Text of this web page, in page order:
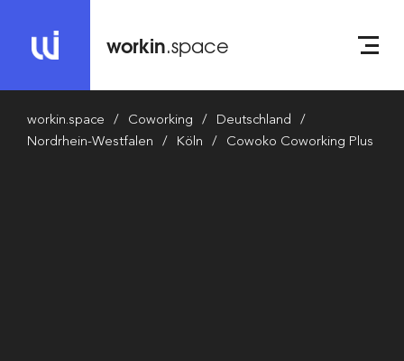
workin.space
workin.space Coworking
Deutschland
Nordrhein-Westfalen
Köln Cowoko Coworking Plus